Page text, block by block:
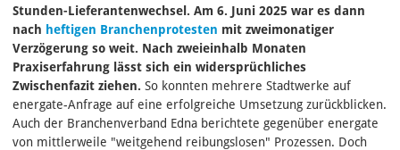
Stunden-Lieferantenwechsel. Am 6. Juni 2025 war es dann
nach heftigen Branchenprotesten mit zweimonatiger
Verzögerung so weit. Nach zweieinhalb Monaten
Praxiserfahrung lässt sich ein widersprüchliches
Zwischenfazit ziehen. So konnten mehrere Stadtwerke auf
energate-Anfrage auf eine erfolgreiche Umsetzung zurückblicken.
Auch der Branchenverband Edna berichtete gegenüber energate
von mittlerweile "weitgehend reibungslosen" Prozessen. Doch